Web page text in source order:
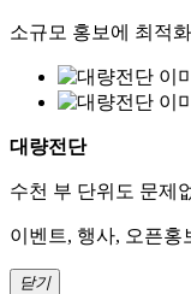
소규모 홍보에 최적
대량전단
수천 부 단위도 문제
이벤트, 행사, 오픈홍
닫기